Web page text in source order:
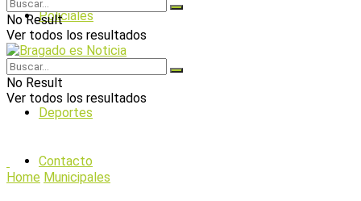
Policiales
Política
Deportes
Contacto
No Result
Ver todos los resultados
No Result
Ver todos los resultados
Home Municipales